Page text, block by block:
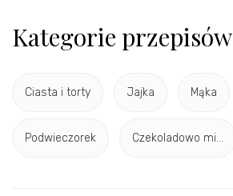
Kategorie przepisów
Ciasta i torty Jajka Mąka
Podwieczorek Czekoladowo mi...